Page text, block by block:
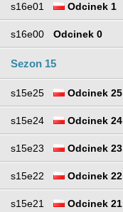
s16e01 Odcinek 1
s16e00 Odcinek 0
Sezon 15
s15e25 Odcinek 25
s15e24 Odcinek 24
s15e23 Odcinek 23
s15e22 Odcinek 22
s15e21 Odcinek 21